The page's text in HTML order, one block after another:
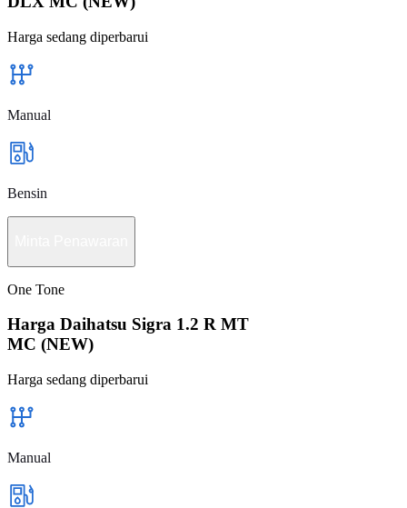
Harga sedang diperbarui
Manual
Bensin
One Tone
Harga Daihatsu Sigra 1.2 R MT
MC (NEW)
Harga sedang diperbarui
Manual